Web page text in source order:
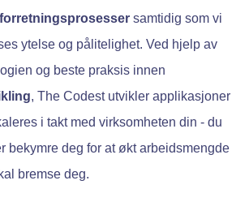
forretningsprosesser samtidig som vi
ytelse og pålitelighet. Ved hjelp av
og beste praksis innen
, The Codest utvikler applikasjoner
i takt med virksomheten din - du
bekymre deg for at økt arbeidsmengde
bremse deg.